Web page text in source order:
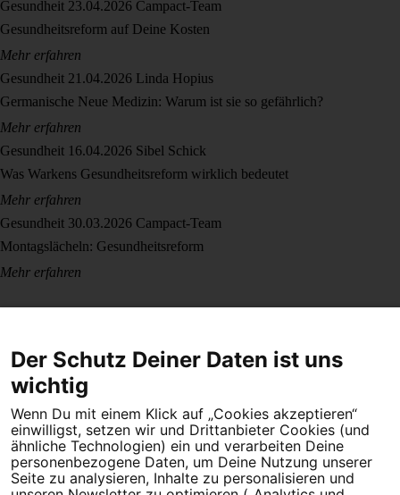
Gesundheit 23.04.2026 Campact-Team
Gesundheitsreform auf Deine Kosten
Mehr erfahren
Gesundheit 21.04.2026 Linda Hopius
Germanische Neue Medizin: Warum ist sie so gefährlich?
Mehr erfahren
Gesundheit 16.04.2026 Sibel Schick
Was Warkens Gesundheitsreform wirklich bedeutet
Mehr erfahren
Gesundheit 30.03.2026 Campact-Team
Montagslächeln: Gesundheitsreform
Mehr erfahren
Dein Engagement macht den Unterschied. Schließe Dich 4,5
Millionen Menschen an.
Newsletter bestellen
Der Schutz Deiner Daten ist uns
wichtig
Wenn Du mit einem Klick auf „Cookies akzeptieren“
einwilligst, setzen wir und Drittanbieter Cookies (und
ähnliche Technologien) ein und verarbeiten Deine
personenbezogene Daten, um Deine Nutzung unserer
Seite zu analysieren, Inhalte zu personalisieren und